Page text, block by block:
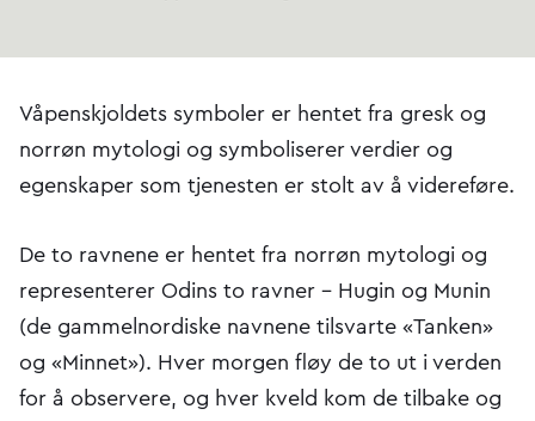
Våpenskjoldets symboler er hentet fra gresk og
norrøn mytologi og symboliserer verdier og
egenskaper som tjenesten er stolt av å videreføre.
De to ravnene er hentet fra norrøn mytologi og
representerer Odins to ravner – Hugin og Munin
(de gammelnordiske navnene tilsvarte «Tanken»
og «Minnet»). Hver morgen fløy de to ut i verden
for å observere, og hver kveld kom de tilbake og